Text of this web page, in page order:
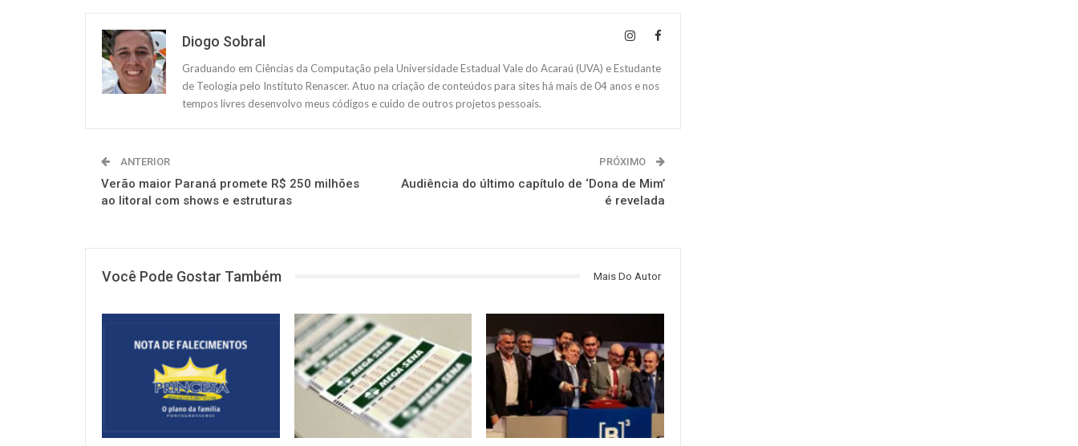
Diogo Sobral
Graduando em Ciências da Computação pela Universidade Estadual Vale do Acaraú (UVA) e Estudante
de Teologia pelo Instituto Renascer. Atuo na criação de conteúdos para sites há mais de 04 anos e nos
tempos livres desenvolvo meus códigos e cuido de outros projetos pessoais.
ANTERIOR
Verão maior Paraná promete R$ 250 milhões
ao litoral com shows e estruturas
PRÓXIMO
Audiência do último capítulo de ‘Dona de Mim’
é revelada
Você Pode Gostar Também Mais Do Autor
NOTÍCIAS